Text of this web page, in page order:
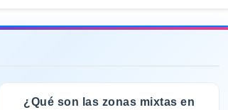
¿Qué son las zonas mixtas en